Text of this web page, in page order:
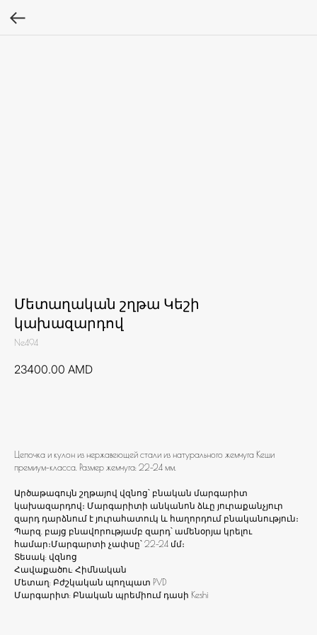
Մետաղական շղթա Կեշի
կախազարդով
Ne494
23400.00 AMD
Цепочка и кулон из нержавеющей стали из натурального жемчуга Кеши
премиум-класса. Размер жемчуга: 22-24 мм.
Արծաթագույն շղթայով վզնոց՝ բնական մարգարիտ
կախազարդով։ Մարգարիտի անկանոն ձևը յուրաքանչյուր
զարդ դարձնում է յուրահատուկ և հաղորդում բնականություն։
Պարզ, բայց բնավորությամբ զարդ՝ ամենօրյա կրելու
համար։Մարգարտի չափսը՝ 22-24 մմ։
Տեսակ: վզնոց
Հավաքածու: Հիմնական
Մետաղ: Բժշկական պողպատ PVD
Մարգարիտ: Բնական պրեմիում դասի Keshi